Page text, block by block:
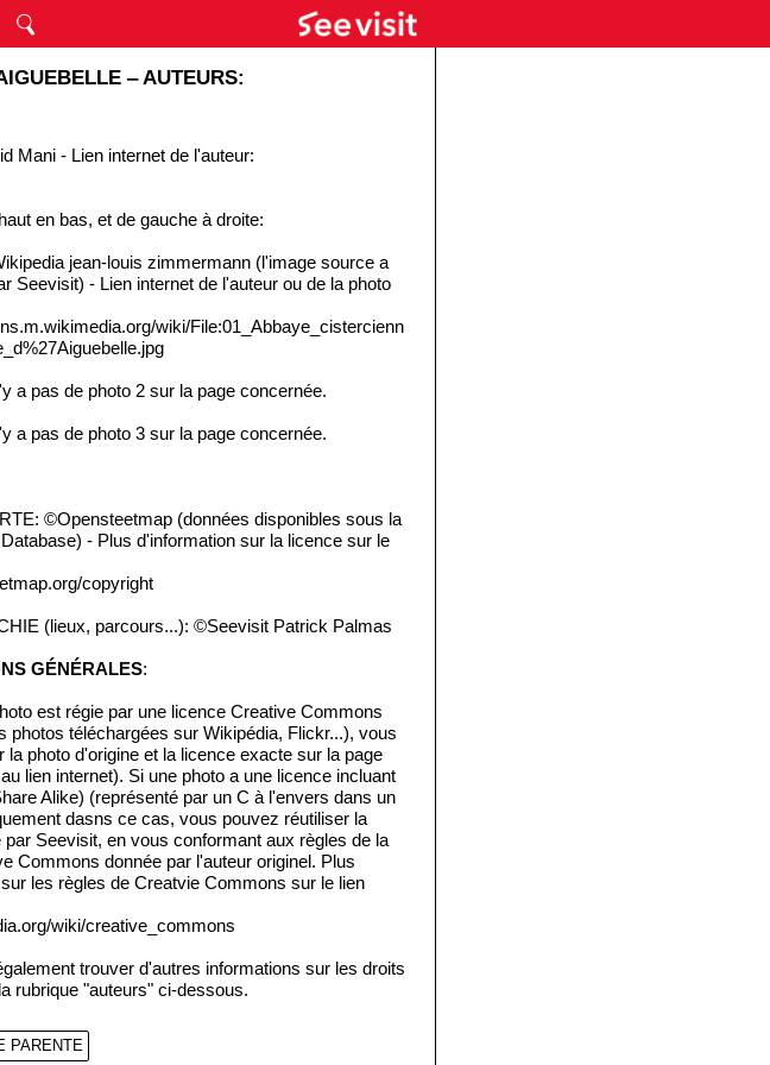
‒ AUTEURS:
Mani - Lien internet de l'auteur:
en bas, et de gauche à droite:
jean-louis zimmermann (l'image source a
Seevisit) - Lien internet de l'auteur ou de la photo
wiki/File:01_Abbaye_cistercienn
a pas de photo 2 sur la page concernée.
a pas de photo 3 sur la page concernée.
©Opensteetmap (données disponibles sous la
- Plus d'information sur la licence sur le
copyright
(lieux, parcours...): ©Seevisit Patrick Palmas
GÉNÉRALES:
est régie par une licence Creative Commons
photos téléchargées sur Wikipédia, Flickr...), vous
la photo d'origine et la licence exacte sur la page
lien internet). Si une photo a une licence incluant
Alike) (représenté par un C à l'envers dans un
dasns ce cas, vous pouvez réutiliser la
par Seevisit, en vous conformant aux règles de la
Commons donnée par l'auteur originel. Plus
les règles de Creatvie Commons sur le lien
wiki/creative_commons
trouver d'autres informations sur les droits
rubrique "auteurs" ci-dessous.
PARENTE